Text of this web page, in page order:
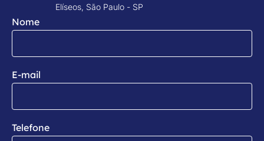
Elíseos, São Paulo - SP
Nome
E-mail
Telefone